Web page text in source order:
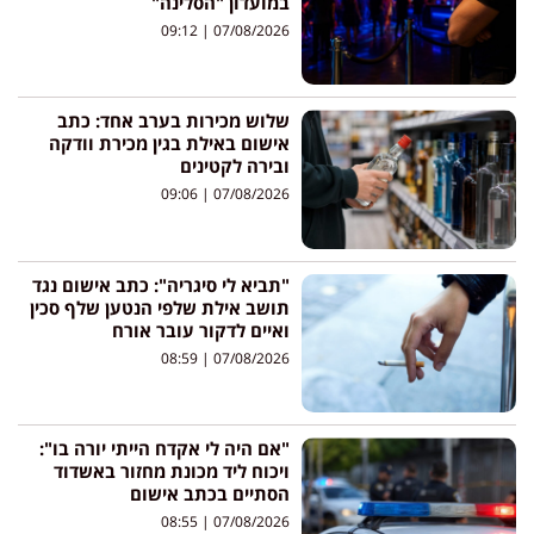
07/08/2026
שלוש מכירות בערב אחד: כתב
אישום באילת בגין מכירת וודקה
ובירה לקטינים
07/08/2026
"תביא לי סיגריה": כתב אישום נגד
תושב אילת שלפי הנטען שלף סכין
ואיים לדקור עובר אורח
07/08/2026
"אם היה לי אקדח הייתי יורה בו":
ויכוח ליד מכונת מחזור באשדוד
הסתיים בכתב אישום
07/08/2026